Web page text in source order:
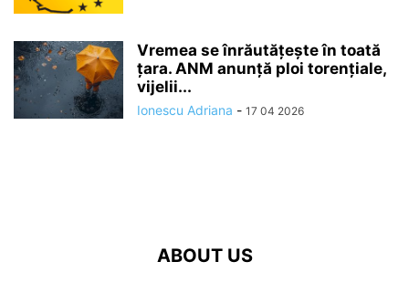
Vremea se înrăutăţeşte în toată
ţara. ANM anunță ploi torențiale,
vijelii...
Ionescu Adriana - 17 04 2026
ABOUT US